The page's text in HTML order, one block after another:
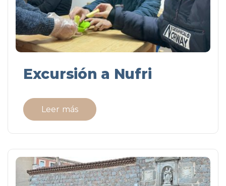
Excursión a Nufri
Leer más